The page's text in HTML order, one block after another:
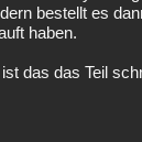
bestellt es
haben.
das das Teil